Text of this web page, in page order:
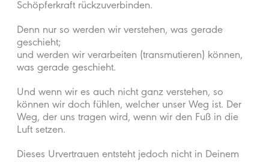
Schöpferkraft rückzuverbinden.
Denn nur so werden wir verstehen, was gerade
geschieht;
und werden wir verarbeiten (transmutieren) können,
was gerade geschieht.
Und wenn wir es auch nicht ganz verstehen, so
können wir doch fühlen, welcher unser Weg ist. Der
Weg, der uns tragen wird, wenn wir den Fuß in die
Luft setzen.
Dieses Urvertrauen entsteht jedoch nicht in Deinem